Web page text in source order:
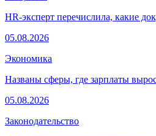
HR-эксперт перечислила, какие
05.08.2026
Экономика
Названы сферы, где зарплаты
05.08.2026
Законодательство